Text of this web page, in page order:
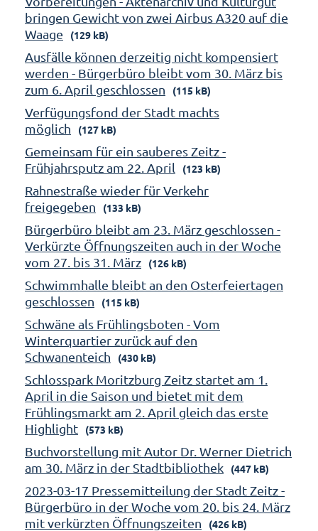
bringen Gewicht von zwei Airbus A320 auf die
Waage
(129 kB)
Ausfälle können derzeitig nicht kompensiert
werden - Bürgerbüro bleibt vom 30. März bis
zum 6. April geschlossen
(115 kB)
Verfügungsfond der Stadt machts
möglich
(127 kB)
Gemeinsam für ein sauberes Zeitz -
Frühjahrsputz am 22. April
(123 kB)
Rahnestraße wieder für Verkehr
freigegeben
(133 kB)
Bürgerbüro bleibt am 23. März geschlossen -
Verkürzte Öffnungszeiten auch in der Woche
vom 27. bis 31. März
(126 kB)
Schwimmhalle bleibt an den Osterfeiertagen
geschlossen
(115 kB)
Schwäne als Frühlingsboten - Vom
Winterquartier zurück auf den
Schwanenteich
(430 kB)
Schlosspark Moritzburg Zeitz startet am 1.
April in die Saison und bietet mit dem
Frühlingsmarkt am 2. April gleich das erste
Highlight
(573 kB)
Buchvorstellung mit Autor Dr. Werner Dietrich
am 30. März in der Stadtbibliothek
(447 kB)
2023-03-17 Pressemitteilung der Stadt Zeitz -
Bürgerbüro in der Woche vom 20. bis 24. März
mit verkürzten Öffnungszeiten
(426 kB)